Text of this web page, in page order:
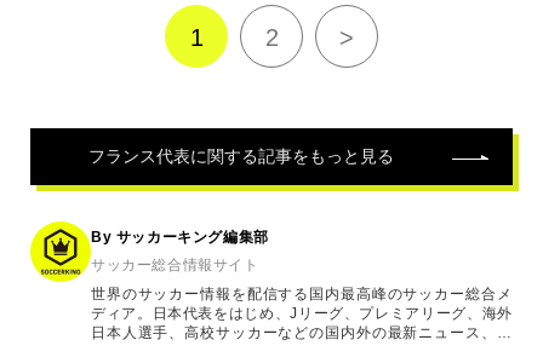
1 2 >
フランス代表に関する記事をもっと見る
By サッカーキング編集部
サッカー総合情報サイト
世界のサッカー情報を配信する国内最高峰のサッカー総合メ
ディア。日本代表をはじめ、Jリーグ、プレミアリーグ、海外
日本人選手、高校サッカーなどの国内外の最新ニュース、コ